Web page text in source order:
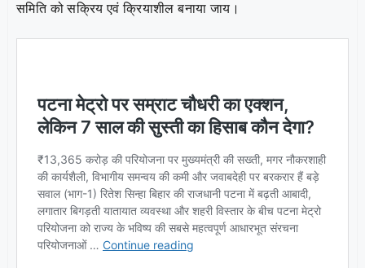
समिति को सक्रिय एवं क्रियाशील बनाया जाय।